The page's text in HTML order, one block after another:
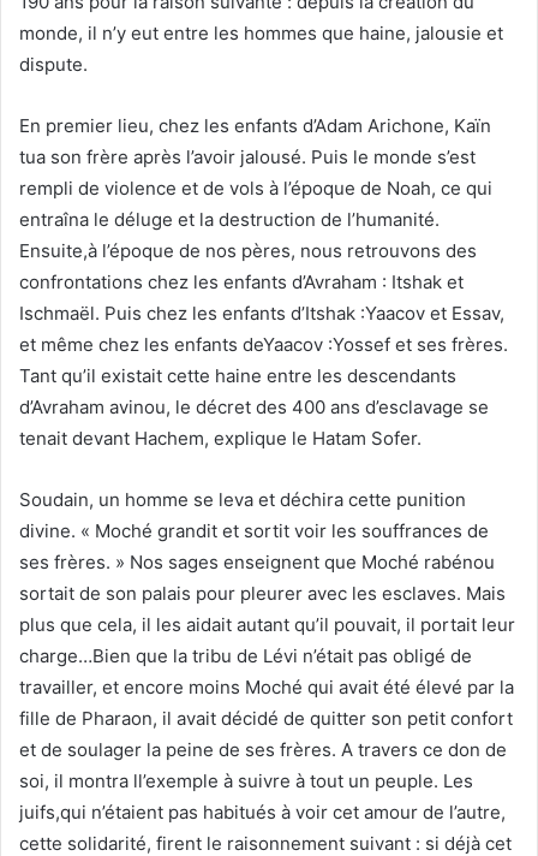
monde, il n’y eut entre les hommes que haine, jalousie et
dispute.
En premier lieu, chez les enfants d’Adam Arichone, Kaïn
tua son frère après l’avoir jalousé. Puis le monde s’est
rempli de violence et de vols à l’époque de Noah, ce qui
entraîna le déluge et la destruction de l’humanité.
Ensuite,à l’époque de nos pères, nous retrouvons des
confrontations chez les enfants d’Avraham : Itshak et
Ischmaël. Puis chez les enfants d’Itshak :Yaacov et Essav,
et même chez les enfants deYaacov :Yossef et ses frères.
Tant qu’il existait cette haine entre les descendants
d’Avraham avinou, le décret des 400 ans d’esclavage se
tenait devant Hachem, explique le Hatam Sofer.
Soudain, un homme se leva et déchira cette punition
divine. « Moché grandit et sortit voir les souffrances de
ses frères. » Nos sages enseignent que Moché rabénou
sortait de son palais pour pleurer avec les esclaves. Mais
plus que cela, il les aidait autant qu’il pouvait, il portait leur
charge…Bien que la tribu de Lévi n’était pas obligé de
travailler, et encore moins Moché qui avait été élevé par la
fille de Pharaon, il avait décidé de quitter son petit confort
et de soulager la peine de ses frères. A travers ce don de
soi, il montra ll’exemple à suivre à tout un peuple. Les
juifs,qui n’étaient pas habitués à voir cet amour de l’autre,
cette solidarité, firent le raisonnement suivant : si déjà cet